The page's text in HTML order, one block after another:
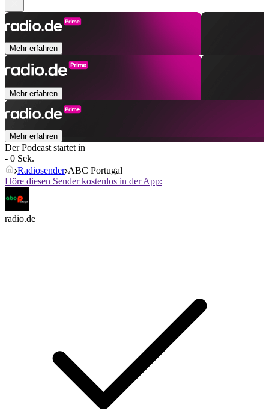
Mehr erfahren
Mehr erfahren
Mehr erfahren
Der Podcast startet in
- 0 Sek.
Radiosender ABC Portugal
Höre diesen Sender kostenlos in der App:
radio.de